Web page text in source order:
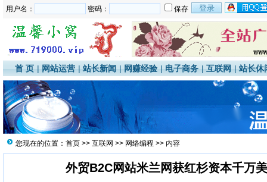
用户名： 密码： 保存
首 页 |网站运营 |站长新闻 |网赚经验 |电子商务 |互联网 |站长休
您现在的位置： 首页 >> 互联网 >> 网络编程 >> 内容
外贸B2C网站米兰网获红杉资本千万